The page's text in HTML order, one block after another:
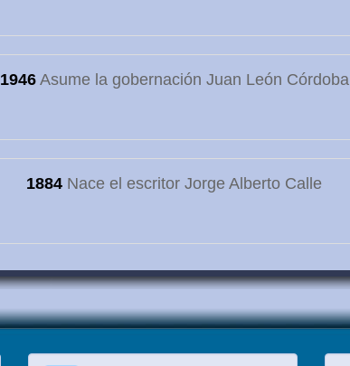
1946Asume la gobernación Juan León Córdoba
1884 Nace el escritor Jorge Alberto Calle